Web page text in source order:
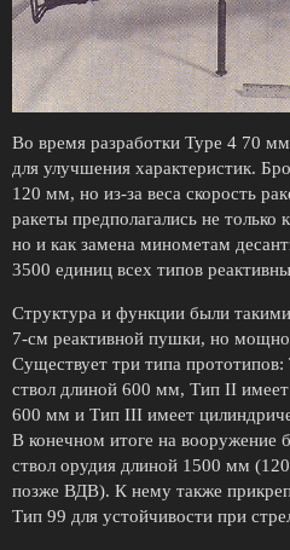
Во время разработки Type 4 70
для улучшения характеристик.
120 мм, но из-за веса скорость
ракеты предполагались не только
но и как замена минометам
3500 единиц всех типов
Структура и функции были
7-см реактивной пушки, но
Существует три типа
ствол длиной 600 мм, Тип II
600 мм и Тип III имеет
В конечном итоге на вооружение
ствол орудия длиной 1500 мм
позже ВДВ). К нему также
Тип 99 для устойчивости при